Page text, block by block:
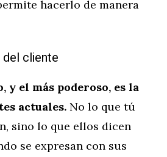
hacerlo de manera
del cliente
y el más poderoso, es la
actuales. No lo que tú
sino lo que ellos dicen
se expresan con sus